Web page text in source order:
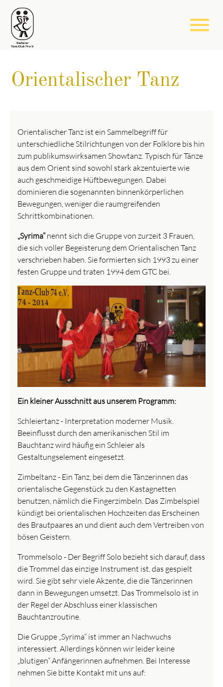
menu
Orientalischer Tanz
Orientalischer Tanz ist ein Sammelbegriff für
unterschiedliche Stilrichtungen von der Folklore bis hin
zum publikumswirksamen Showtanz. Typisch für Tänze
aus dem Orient sind sowohl stark akzentuierte wie
auch geschmeidige Hüftbewegungen. Dabei
dominieren die sogenannten binnenkörperlichen
Bewegungen, weniger die raumgreifenden
Schrittkombinationen.
„Syrima“ nennt sich die Gruppe von zurzeit 3 Frauen,
die sich voller Begeisterung dem Orientalischen Tanz
verschrieben haben. Sie formierten sich 1993 zu einer
festen Gruppe und traten 1994 dem GTC bei.
Ein kleiner Ausschnitt aus unserem Programm:
Schleiertanz - Interpretation moderner Musik.
Beeinflusst durch den amerikanischen Stil im
Bauchtanz wird häufig ein Schleier als
Gestaltungselement eingesetzt.
Zimbeltanz - Ein Tanz, bei dem die Tänzerinnen das
orientalische Gegenstück zu den Kastagnetten
benutzen, nämlich die Fingerzimbeln. Das Zimbelspiel
kündigt bei orientalischen Hochzeiten das Erscheinen
des Brautpaares an und dient auch dem Vertreiben von
bösen Geistern.
Trommelsolo - Der Begriff Solo bezieht sich darauf, dass
die Trommel das einzige Instrument ist, das gespielt
wird. Sie gibt sehr viele Akzente, die die Tänzerinnen
dann in Bewegungen umsetzt. Das Trommelsolo ist in
der Regel der Abschluss einer klassischen
Bauchtanzroutine.
Die Gruppe „Syrima“ ist immer an Nachwuchs
interessiert. Allerdings können wir leider keine
„blutigen“ Anfängerinnen aufnehmen. Bei Interesse
nehmen Sie bitte Kontakt mit uns auf: